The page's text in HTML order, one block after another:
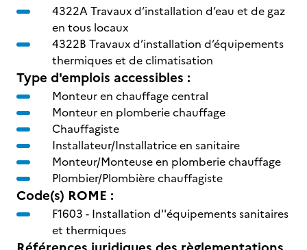
4322A Travaux d’installation d’eau et de gaz
en tous locaux
4322B Travaux d’installation d’équipements
thermiques et de climatisation
Type d'emplois accessibles :
Monteur en chauffage central
Monteur en plomberie chauffage
Chauffagiste
Installateur/Installatrice en sanitaire
Monteur/Monteuse en plomberie chauffage
Plombier/Plombière chauffagiste
Code(s) ROME :
F1603 - Installation d''équipements sanitaires
et thermiques